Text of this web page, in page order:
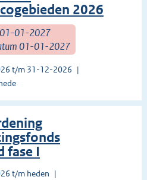
2026
01-01-2027
01-01-2027
t/m 31-12-2026
fase I
t/m heden